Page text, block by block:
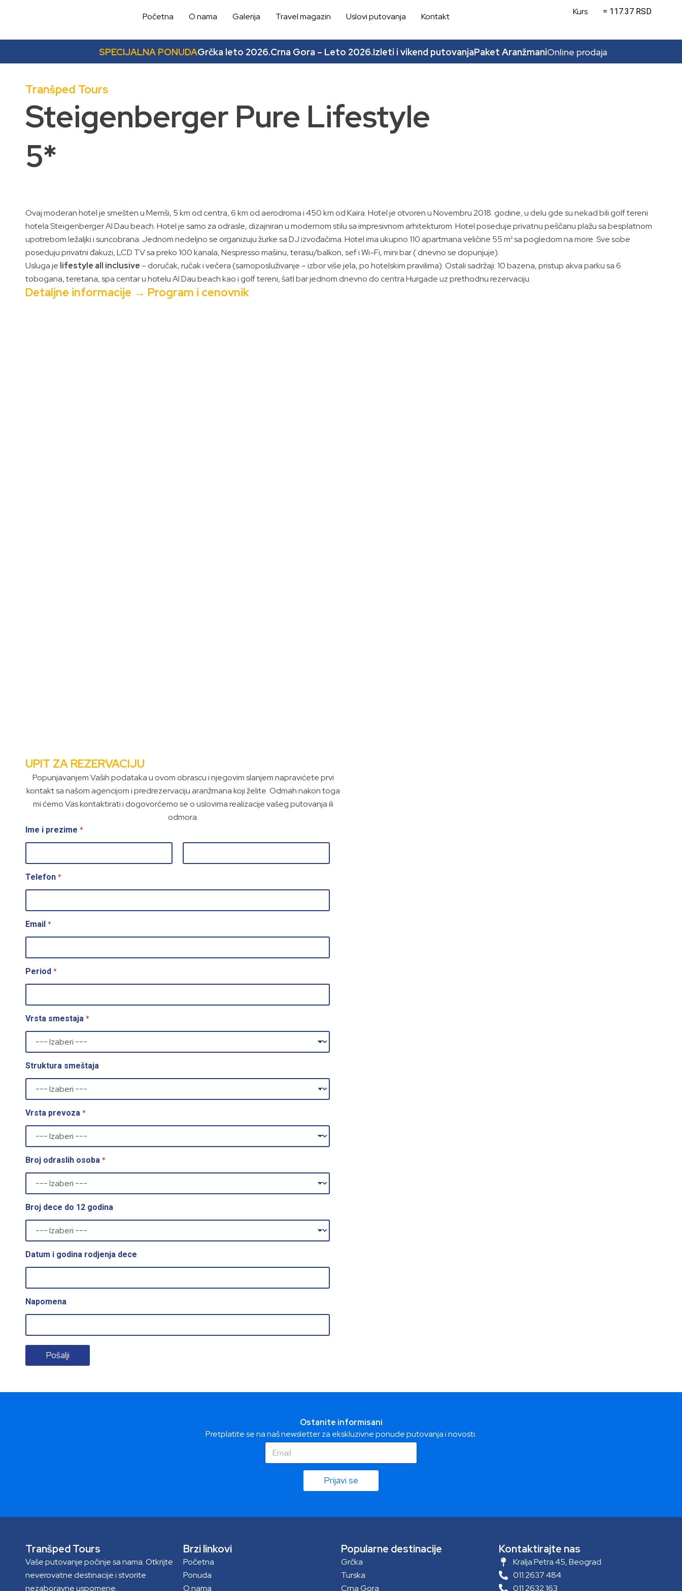
Početna O nama Galerija Travel magazin Uslovi putovanja Kontakt Kurs = 117.37 RSD
SPECIJALNA PONUDAGrčka leto 2026.Crna Gora – Leto 2026.Izleti i vikend putovanjaPaket AranžmaniOnline prodaja
Tranšped Tours
Steigenberger Pure Lifestyle
5*
Ovaj moderan hotel je smešten u Memši, 5 km od centra, 6 km od aerodroma i 450 km od Kaira. Hotel je otvoren u Novembru 2018. godine, u delu gde su nekad bili golf tereni
hotela Steigenberger Al Dau beach. Hotel je samo za odrasle, dizajniran u modernom stilu sa impresivnom arhitekturom. Hotel poseduje privatnu peščanu plažu sa besplatnom
upotrebom ležaljki i suncobrana. Jednom nedeljno se organizuju žurke sa DJ izvođačima. Hotel ima ukupno 110 apartmana veličine 55 m² sa pogledom na more. Sve sobe
poseduju privatni đakuzi, LCD TV sa preko 100 kanala, Nespresso mašinu, terasu/balkon, sef i Wi-Fi, mini bar ( dnevno se dopunjuje).
Usluga je lifestyle all inclusive – doručak, ručak i večera (samoposluživanje – izbor više jela, po hotelskim pravilima). Ostali sadržaji: 10 bazena, pristup akva parku sa 6
tobogana, teretana, spa centar u hotelu Al Dau beach kao i golf tereni, šatl bar jednom dnevno do centra Hurgade uz prethodnu rezervaciju.
Detaljne informacije → Program i cenovnik
UPIT ZA REZERVACIJU
Popunjavanjem Vaših podataka u ovom obrascu i njegovim slanjem napravićete prvi
kontakt sa našom agencijom i predrezervaciju aranžmana koji želite. Odmah nakon toga
mi ćemo Vas kontaktirati i dogovorćemo se o uslovima realizacije vašeg putovanja ili
odmora.
Ime i prezime *
Telefon *
Email *
Period *
Vrsta smestaja *
Struktura smeštaja
Vrsta prevoza *
Broj odraslih osoba *
Broj dece do 12 godina
Datum i godina rodjenja dece
Napomena
Pošalji
Ostanite informisani
Pretplatite se na naš newsletter za ekskluzivne ponude putovanja i novosti.
E
a
E
a
Prijavi se
Tranšped Tours
Vaše putovanje počinje sa nama. Otkrijte
neverovatne destinacije i stvorite
nezaboravne uspomene.
Brzi linkovi
Početna
Ponuda
O nama
Popularne destinacije
Grčka
Turska
Crna Gora
Kontaktirajte nas
Kralja Petra 45, Beograd
011 2637 484
011 2632 163